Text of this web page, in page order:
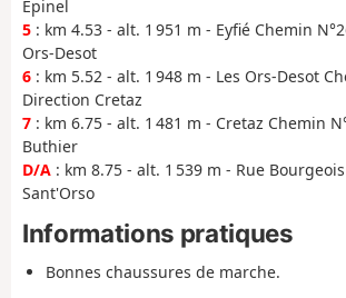
Epinel
5 : km 4.53 - alt. 1 951 m - Eyfié Chemin
Ors-Desot
6 : km 5.52 - alt. 1 948 m - Les Ors-Desot
Direction Cretaz
7 : km 6.75 - alt. 1 481 m - Cretaz Chemin
Buthier
D/A : km 8.75 - alt. 1 539 m - Rue
Sant'Orso
Informations pratiques
Bonnes chaussures de marche.